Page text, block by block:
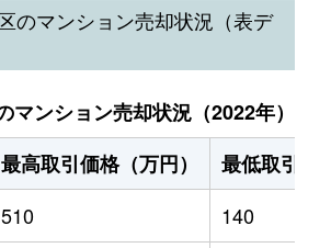
のマンション売却状況（表デ
マンション売却状況（2022年）
最高取引価格（万円）
最低取引価
510 140